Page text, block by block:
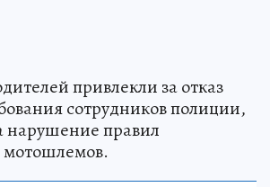
привлекли за отказ
сотрудников полиции,
нарушение правил
мотошлемов.